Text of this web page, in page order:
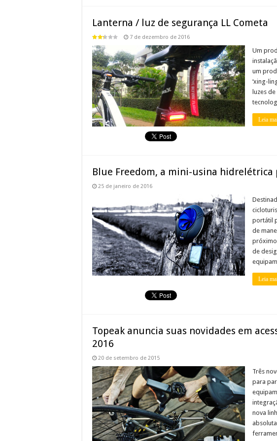
Lanterna / luz de segurança LL Cometa
7 de dezembro de 2016
Um
um
‘xing-
luzes
Leia
Blue Freedom, a mini-usina
25 de janeiro de 2016
portátil
de
próximo
de
Leia
Topeak anuncia suas novidades em
2016
20 de setembro de 2015
Três
para
nova